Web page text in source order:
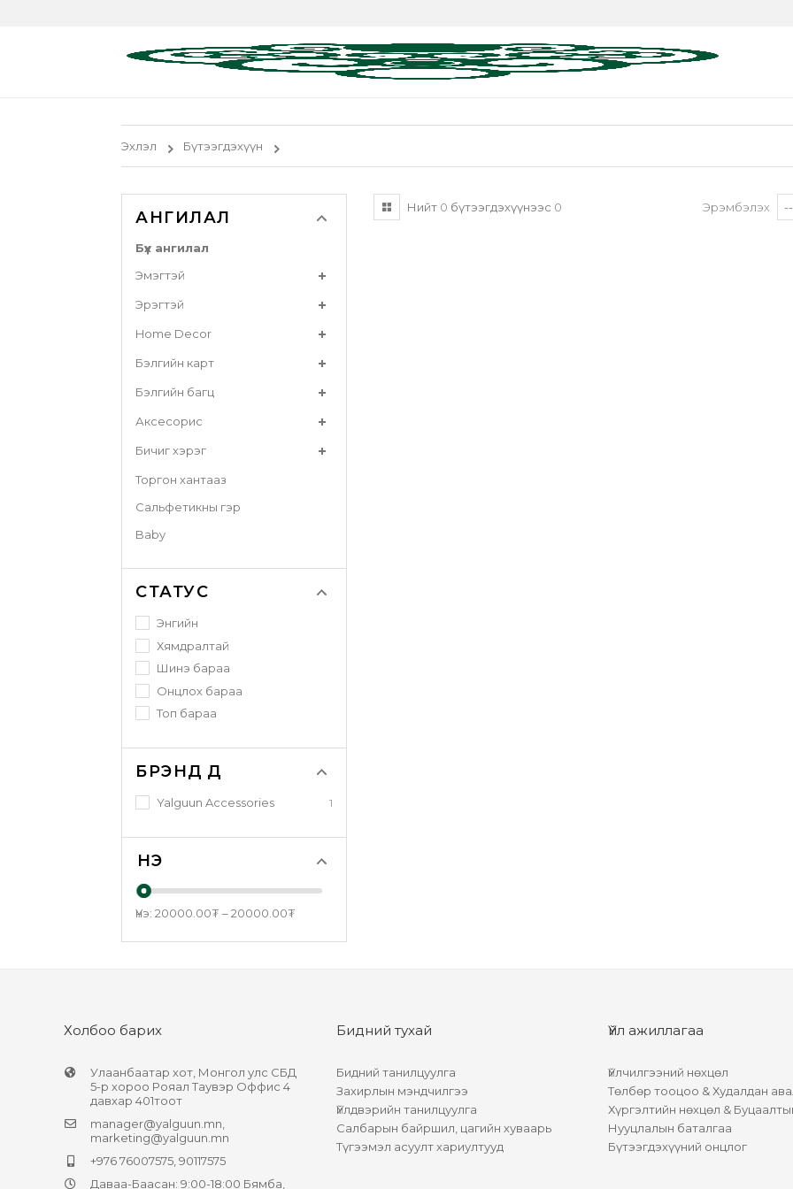
Эхлэл Бүтээгдэхүүн
АНГИЛАЛ
Бүх ангилал
Эмэгтэй
Эрэгтэй
Home Decor
Бэлгийн карт
Бэлгийн багц
Аксесорис
Бичиг хэрэг
Торгон хантааз
Сальфетикны гэр
Baby
СТАТУС
Энгийн
Хямдралтай
Шинэ бараа
Онцлох бараа
Топ бараа
БРЭНДҮҮД
Yalguun Accessories 1
ҮНЭ
Үнэ: 20000.00₮ –20000.00₮
Нийт 0 бүтээгдэхүүнээс 0 Эрэмбэлэх
Холбоо барих
Улаанбаатар хот, Монгол улс СБД
5-р хороо Рояал Таувэр Оффис 4
давхар 401тоот
manager@yalguun.mn
marketing@yalguun.mn
+976 76007575, 90117575
Даваа-Баасан: 9:00-18:00 Бямба,
Бидний тухай
Бидний танилцуулга
Захирлын мэндчилгээ
Үйлдвэрийн танилцуулга
Салбарын байршил, цагийн хуваарь
Түгээмэл асуулт хариултууд
Үйл ажиллагаа
Үйлчилгээний нөхцөл
Төлбөр тооцоо & Худалдан
Хүргэлтийн нөхцөл &
Нууцлалын баталгаа
Бүтээгдэхүүний онцлог